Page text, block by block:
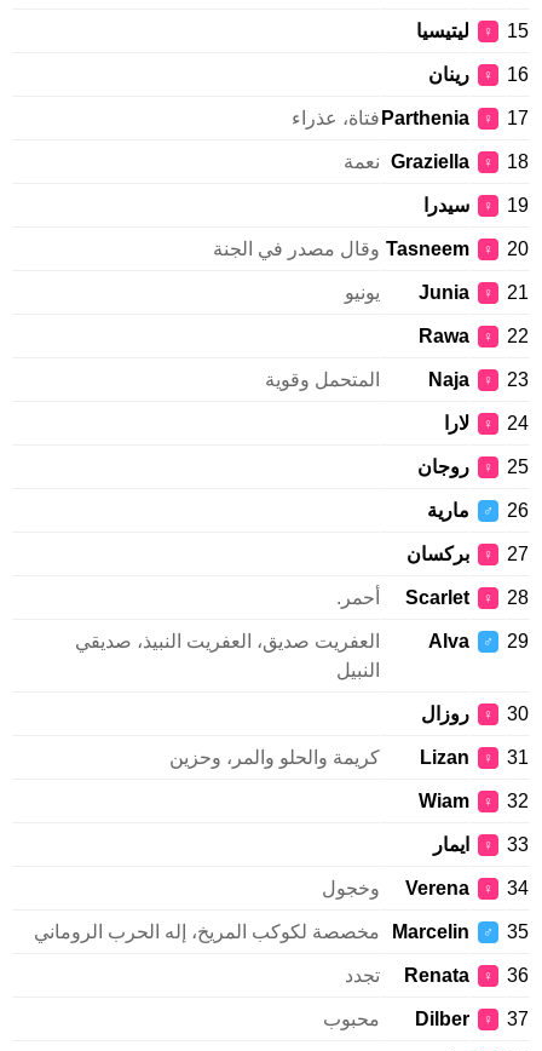
15
♀ ليتيسيا
16
♀ رينان
17
♀
Parthenia فتاة، عذراء
18
♀
Graziella نعمة
19
♀ سيدرا
20
♀
Tasneem وقال مصدر في الجنة
21
♀
Junia يونيو
22
♀
Rawa
23
♀
Naja المتحمل وقوية
24
♀ لارا
25
♀ روجان
26
♂ مارية
27
♀ بركسان
28
♀
Scarlet أحمر.
29
♂
Alva
العفريت صديق، العفريت النبيذ، صديقي
النبيل
30
♀ روزال
31
♀
Lizan كريمة والحلو والمر، وحزين
32
♀
Wiam
33
♀ ايمار
34
♀
Verena وخجول
35
♂
Marcelin مخصصة لكوكب المريخ، إله الحرب الروماني
36
♀
Renata تجدد
37
♀
Dilber محبوب